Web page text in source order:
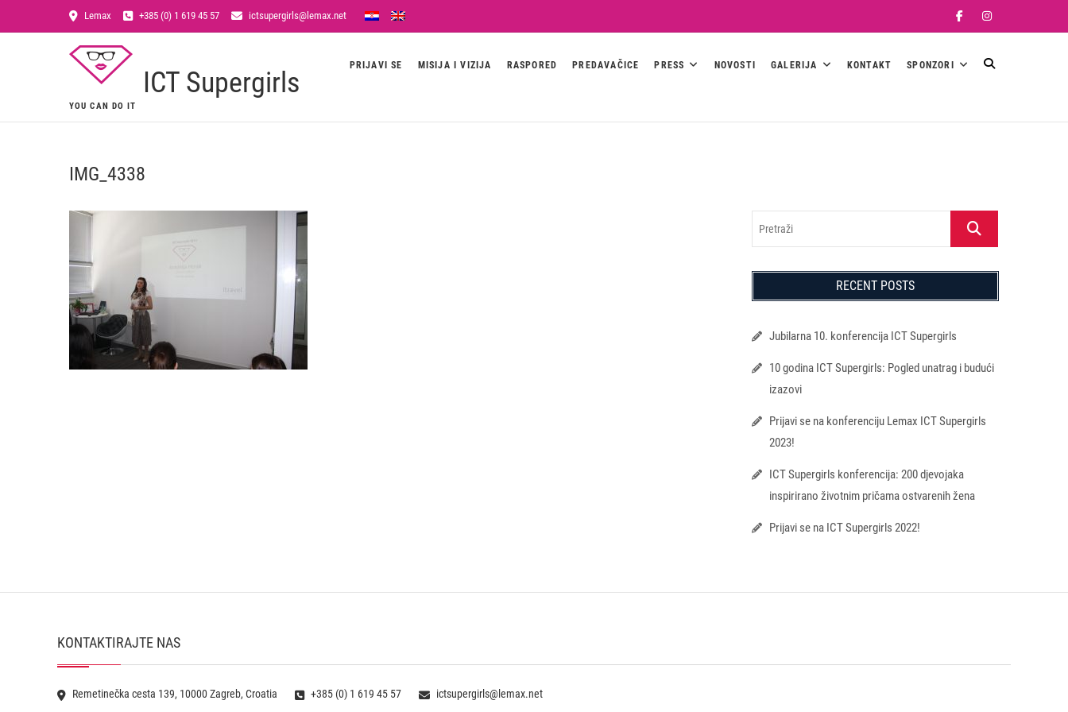
Lemax +385 (0) 1 619 45 57 ictsupergirls@lemax.net FacebookInstagram
ICT Supergirls
YOU CAN DO IT
PRIJAVI SE MISIJA I VIZIJA RASPORED PREDAVAČICE PRESS NOVOSTI GALERIJA KONTAKT SPONZORI
IMG_4338
Pretraži
RECENT POSTS
Jubilarna 10. konferencija ICT Supergirls
10 godina ICT Supergirls: Pogled unatrag i budući
izazovi
Prijavi se na konferenciju Lemax ICT Supergirls
2023!
ICT Supergirls konferencija: 200 djevojaka
inspirirano životnim pričama ostvarenih žena
Prijavi se na ICT Supergirls 2022!
KONTAKTIRAJTE NAS
Remetinečka cesta 139, 10000 Zagreb, Croatia +385 (0) 1 619 45 57 ictsupergirls@lemax.net